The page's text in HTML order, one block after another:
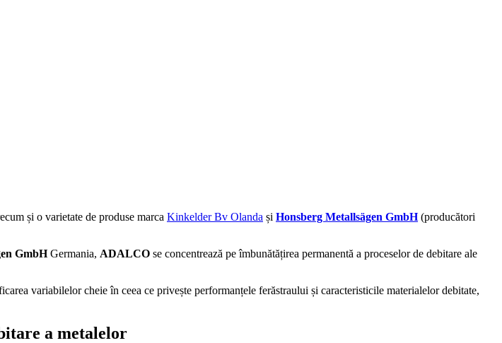
și o varietate de produse marca Kinkelder Bv Olanda și Honsberg Metallsägen GmbH (producători
GmbHGermania, ADALCO se concentrează pe îmbunătățirea permanentă a proceselor de debitare ale
variabilelor cheie în ceea ce privește performanțele ferăstraului și caracteristicile materialelor debitate,
a metalelor